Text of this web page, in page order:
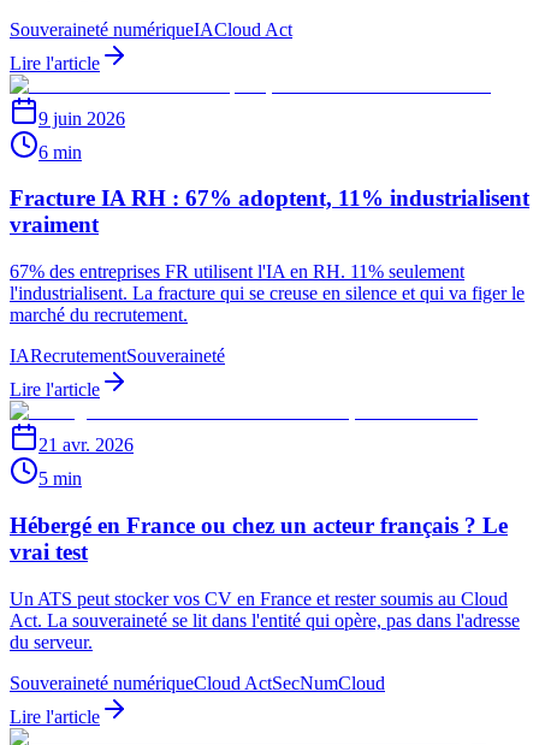
Souveraineté numériqueIACloud Act
Lire l'article
9 juin 2026
6 min
Fracture IA RH : 67% adoptent, 11% industrialisent
vraiment
67% des entreprises FR utilisent l'IA en RH. 11% seulement
l'industrialisent. La fracture qui se creuse en silence et qui va figer le
marché du recrutement.
IARecrutementSouveraineté
Lire l'article
21 avr. 2026
5 min
Hébergé en France ou chez un acteur français ? Le
vrai test
Un ATS peut stocker vos CV en France et rester soumis au Cloud
Act. La souveraineté se lit dans l'entité qui opère, pas dans l'adresse
du serveur.
Souveraineté numériqueCloud ActSecNumCloud
Lire l'article